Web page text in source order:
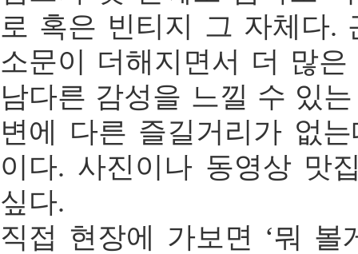
로 혹은 빈티지 그 자체다.
소문이 더해지면서 더 많
남다른 감성을 느낄 수 있
변에 다른 즐길거리가 없
이다. 사진이나 동영상 맛
싶다.
직접 현장에 가보면 ‘뭐 볼